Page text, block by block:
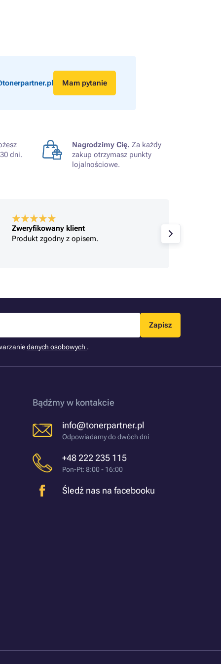
Mam pytanie
dni.
Nagrodzimy Cię. Za każdy
zakup otrzymasz punkty
lojalnościowe.
Zweryfikowany klient
Produkt zgodny z opisem.
Zapisz
danych osobowych .
Bądźmy w kontakcie
info@tonerpartner.pl
Odpowiadamy do dwóch dni
+48 222 235 115
Pon-Pt: 8:00 - 16:00
Śledź nas na facebooku